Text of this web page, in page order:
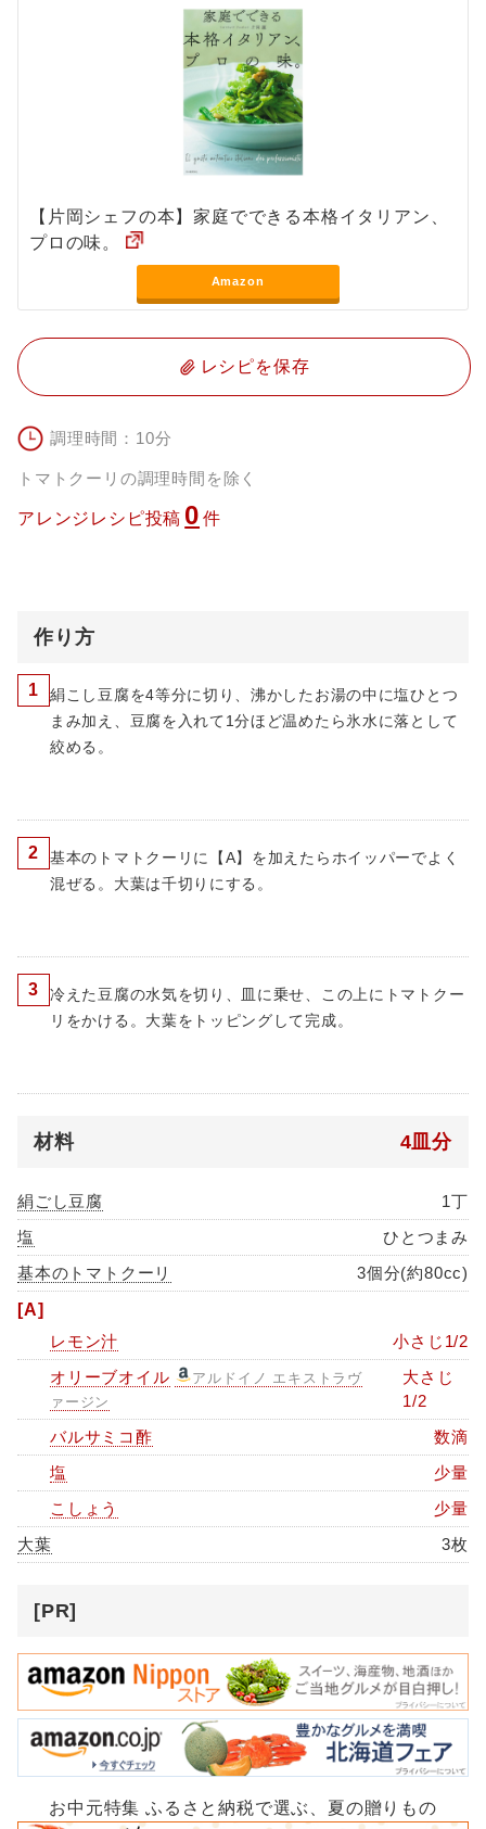
【片岡シェフの本】家庭でできる本格イタリアン、
プロの味。
Amazon
レシピを保存
調理時間：10分
トマトクーリの調理時間を除く
アレンジレシピ投稿 0 件
作り方
1
絹こし豆腐を4等分に切り、沸かしたお湯の中に塩ひとつ
まみ加え、豆腐を入れて1分ほど温めたら氷水に落として
絞める。
2
基本のトマトクーリに【A】を加えたらホイッパーでよく
混ぜる。大葉は千切りにする。
3
冷えた豆腐の水気を切り、皿に乗せ、この上にトマトクー
リをかける。大葉をトッピングして完成。
材料 4皿分
絹ごし豆腐
1丁
塩
ひとつまみ
基本のトマトクーリ
3個分(約80cc)
[A]
レモン汁
小さじ1/2
オリーブオイル
アルドイノ エキストラヴ
ァージン
大さじ
1/2
バルサミコ酢
数滴
塩
少量
こしょう
少量
大葉
3枚
[PR]
お中元特集 ふるさと納税で選ぶ、夏の贈りもの